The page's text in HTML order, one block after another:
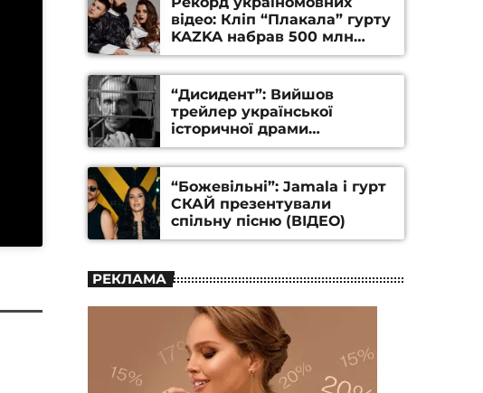
відео: Кліп “Плакала” гурту
KAZKA набрав 500 млн
переглядів на YouTube
“Дисидент”: Вийшов
трейлер української
історичної драми
Станіслава Гуренка та
Андрія Алфьорова (ВІДЕО)
“Божевільні”: Jamala і гурт
СКАЙ презентували
спільну пісню (ВІДЕО)
РЕКЛАМА